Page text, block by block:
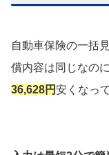
自動車保険の一括
償内容は同じなのに
36,628円安くなっ